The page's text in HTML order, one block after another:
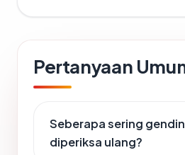
Pertanyaan
Seberapa sering
diperiksa ulang?